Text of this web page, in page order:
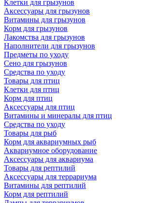
Клетки для грызунов
Аксессуары для грызунов
Витамины для грызунов
Корм для грызунов
Лакомства для грызунов
Наполнители для грызунов
Предметы по уходу
Сено для грызунов
Средства по уходу
Товары для птиц
Клетки для птиц
Корм для птиц
Аксессуары для птиц
Витамины и минералы для птиц
Средства по уходу
Товары для рыб
Корм для аквариумных рыб
Аквариумное оборудование
Аксессуары для аквариума
Товары для рептилий
Аксессуары для террариума
Витамины для рептилий
Корм для рептилий